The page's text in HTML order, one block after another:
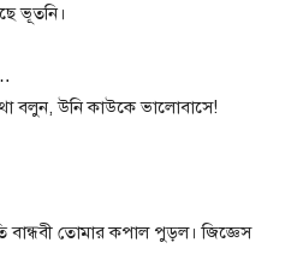
ভূতনি।
বলুন, উনি কাউকে ভালোবাসে!
বান্ধবী তোমার কপাল পুড়ল। জিজ্ঞেস